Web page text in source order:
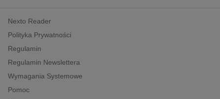
polityka, społeczno-informacyjne
psychologiczne
inne
popularno-naukowe
historia
Nexto Reader
Polityka Prywatności
Regulamin
Regulamin Newslettera
Wymagania Systemowe
Pomoc